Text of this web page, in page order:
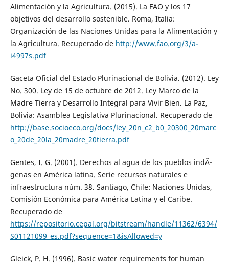
Alimentación y la Agricultura. (2015). La FAO y los 17
objetivos del desarrollo sostenible. Roma, Italia:
Organización de las Naciones Unidas para la Alimentación y
la Agricultura. Recuperado de http://www.fao.org/3/a-
i4997s.pdf
Gaceta Oficial del Estado Plurinacional de Bolivia. (2012). Ley
No. 300. Ley de 15 de octubre de 2012. Ley Marco de la
Madre Tierra y Desarrollo Integral para Vivir Bien. La Paz,
Bolivia: Asamblea Legislativa Plurinacional. Recuperado de
http://base.socioeco.org/docs/ley_20n_c2_b0_20300_20marc
o_20de_20la_20madre_20tierra.pdf
Gentes, I. G. (2001). Derechos al agua de los pueblos indÃ­
genas en América latina. Serie recursos naturales e
infraestructura núm. 38. Santiago, Chile: Naciones Unidas,
Comisión Económica para América Latina y el Caribe.
Recuperado de
https://repositorio.cepal.org/bitstream/handle/11362/6394/
S01121099_es.pdf?sequence=1&isAllowed=y
Gleick, P. H. (1996). Basic water requirements for human